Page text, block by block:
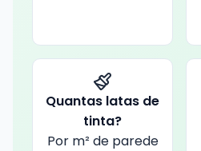
Quantas latas de
tinta?
Por m² de parede